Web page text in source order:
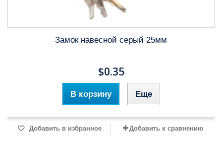
Замок навесной серый 25мм
$0.35
В корзину Еще
Добавить в избранное Добавить к сравнению